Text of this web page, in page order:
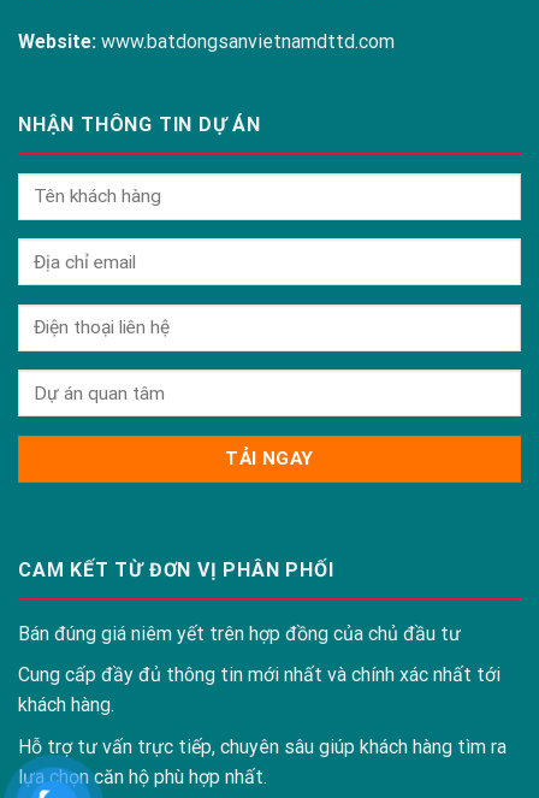
Website: www.batdongsanvietnamdttd.com
NHẬN THÔNG TIN DỰ ÁN
CAM KẾT TỪ ĐƠN VỊ PHÂN PHỐI
Bán đúng giá niêm yết trên hợp đồng của chủ đầu tư
Cung cấp đầy đủ thông tin mới nhất và chính xác nhất tới
khách hàng.
Hỗ trợ tư vấn trực tiếp, chuyên sâu giúp khách hàng tìm ra
lựa chọn căn hộ phù hợp nhất.